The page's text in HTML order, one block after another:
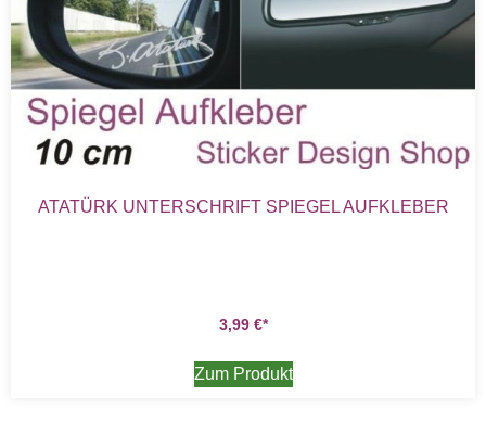
ATATÜRK UNTERSCHRIFT SPIEGEL AUFKLEBER
3,99 €
Zum Produkt